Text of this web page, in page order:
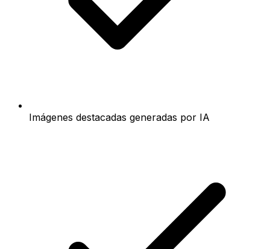
Imágenes destacadas generadas por IA